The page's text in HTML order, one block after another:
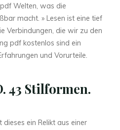
Welten, was die
macht. » Lesen ist eine tief
Verbindungen, die wir zu den
pdf kostenlos sind ein
und Vorurteile.
43 Stilformen.
dieses ein Relikt aus einer